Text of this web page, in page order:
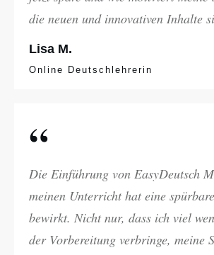
die neuen und innovativen Inhalte
Lisa M.
Online Deutschlehrerin
“
Die Einführung von EasyDeutsch
meinen Unterricht hat eine
bewirkt. Nicht nur, dass ich viel
der Vorbereitung verbringe, meine